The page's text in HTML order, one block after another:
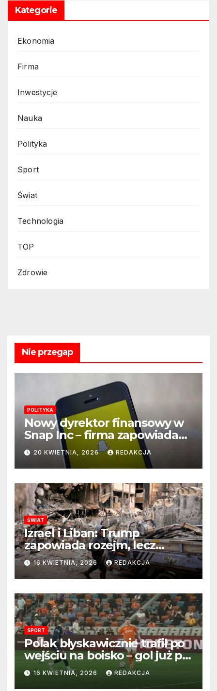
Kategorie
Ekonomia
Firma
Inwestycje
Nauka
Polityka
Sport
Świat
Technologia
TOP
Zdrowie
Nie przegap
POLITYKA
Nowy dyrektor finansowy w
Snap Inc – firma zapowiada
zmianę na kluczowym
stanowisku
20 KWIETNIA, 2026 REDAKCJA
ŚWIAT
Izrael i Liban: Trump
zapowiada rozejm, lecz
perspektywa zakończenia
wojny wciąż odległa
16 KWIETNIA, 2026 REDAKCJA
SPORT
Polak błyskawicznie trafił po
wejściu na boisko – gol już po
22 sekundach!
16 KWIETNIA, 2026 REDAKCJA